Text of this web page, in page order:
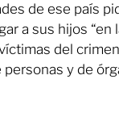
de ese país
a sus hijos “en
del
y de